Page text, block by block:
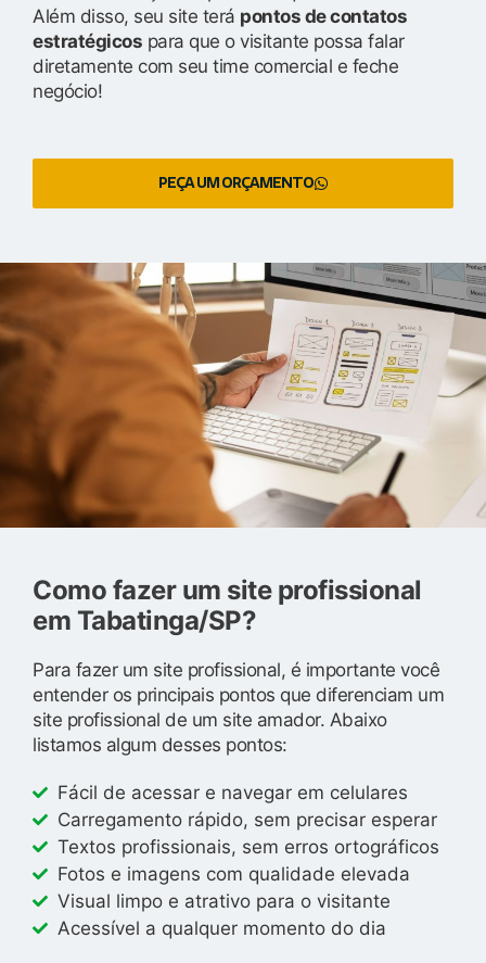
Além disso, seu site terá pontos de contatos
estratégicos para que o visitante possa falar
diretamente com seu time comercial e feche
negócio!
PEÇA UM ORÇAMENTO
Como fazer um site profissional
em Tabatinga/SP?
Para fazer um site profissional, é importante você
entender os principais pontos que diferenciam um
site profissional de um site amador. Abaixo
listamos algum desses pontos:
Fácil de acessar e navegar em celulares
Carregamento rápido, sem precisar esperar
Textos profissionais, sem erros ortográficos
Fotos e imagens com qualidade elevada
Visual limpo e atrativo para o visitante
Acessível a qualquer momento do dia